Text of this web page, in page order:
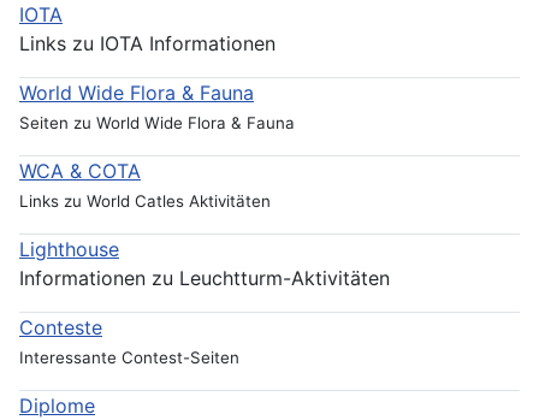
IOTA
Links zu IOTA Informationen
World Wide Flora & Fauna
Seiten zu World Wide Flora & Fauna
WCA & COTA
Links zu World Catles Aktivitäten
Lighthouse
Informationen zu Leuchtturm-Aktivitäten
Conteste
Interessante Contest-Seiten
Diplome